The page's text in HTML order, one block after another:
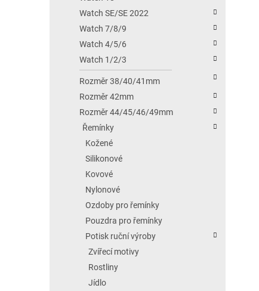
Watch SE/SE 2022
Watch 7/8/9
Watch 4/5/6
Watch 1/2/3
Rozměr 38/40/41mm
Rozměr 42mm
Rozměr 44/45/46/49mm
Řemínky
Kožené
Silikonové
Kovové
Nylonové
Ozdoby pro řemínky
Pouzdra pro řemínky
Potisk ruční výroby
Zvířecí motivy
Rostliny
Jídlo